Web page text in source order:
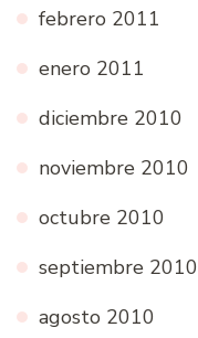
febrero 2011
enero 2011
diciembre 2010
noviembre 2010
octubre 2010
septiembre 2010
agosto 2010